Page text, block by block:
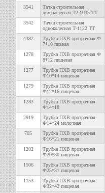
3541
Тачка строительная
двухколесная Т2-1035 TT
3542
Тачка строительная
одноколесная Т-1122 TT
4382
Трубка ПХВ прозрачная Ф
7*10 пивная
1278
Трубка ПХВ прозрачная Ф
8*12 пищевая
1277
Трубка ПХВ прозрачная
Ф10*14 пищевая
1279
Трубка ПХВ прозрачная
Ф12*16 пищевая
1283
Трубка ПХВ прозрачная
Ф14*18
2919
Трубка ПХВ прозрачная
Ф14*24 молочная
705
Трубка ПХВ прозрачная
Ф16*21 пищевая
1202
Трубка ПХВ прозрачная
Ф20*30 пищевая
1506
Трубка ПХВ прозрачная
Ф25*31 пищевая
1153
Трубка ПХВ прозрачная
Ф32*42 пищевая